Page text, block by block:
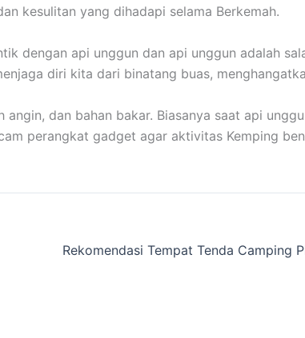
kesulitan yang dihadapi selama Berkemah.
dengan api unggun dan api unggun adalah
diri kita dari binatang buas,
dan bahan bakar. Biasanya saat api
perangkat gadget agar aktivitas Kemping